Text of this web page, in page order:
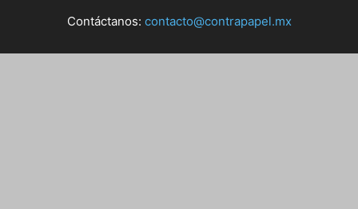
Contáctanos: contacto@contrapapel.mx